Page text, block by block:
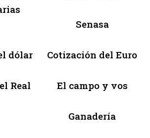
Senasa
dólar Cotización del Euro
Real El campo y vos
Ganadería